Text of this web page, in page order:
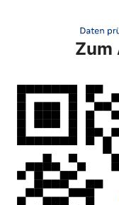
Zum